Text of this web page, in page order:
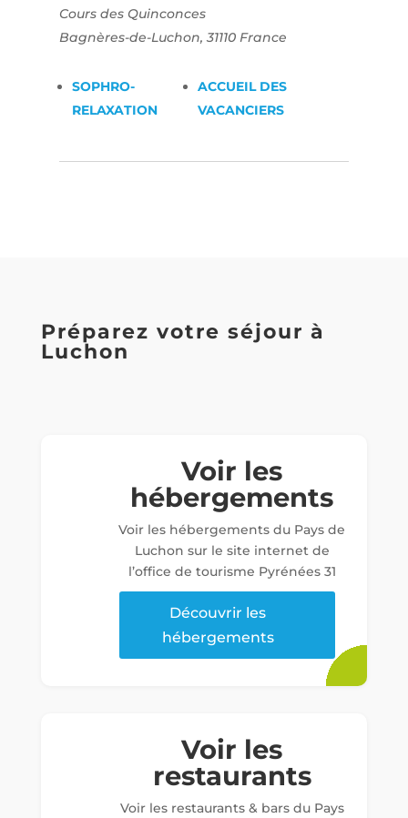
Cours des Quinconces
Bagnères-de-Luchon, 31110 France
SOPHRO-
RELAXATION
ACCUEIL DES
VACANCIERS
Préparez votre séjour à
Luchon
Voir les
hébergements
Voir les hébergements du Pays de
Luchon sur le site internet de
l’office de tourisme Pyrénées 31
Découvrir les
hébergements
Voir les
restaurants
Voir les restaurants & bars du Pays